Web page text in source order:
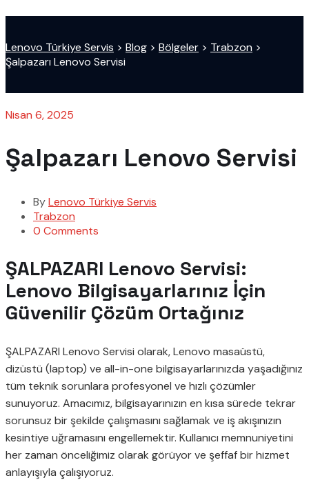
Lenovo Türkiye Servis > Blog > Bölgeler > Trabzon >
Şalpazarı Lenovo Servisi
Nisan 6, 2025
Şalpazarı Lenovo Servisi
ByLenovo Türkiye Servis
Trabzon
0 Comments
ŞALPAZARI Lenovo Servisi:
Lenovo Bilgisayarlarınız İçin
Güvenilir Çözüm Ortağınız
ŞALPAZARI Lenovo Servisi olarak, Lenovo masaüstü,
dizüstü (laptop) ve all-in-one bilgisayarlarınızda yaşadığınız
tüm teknik sorunlara profesyonel ve hızlı çözümler
sunuyoruz. Amacımız, bilgisayarınızın en kısa sürede tekrar
sorunsuz bir şekilde çalışmasını sağlamak ve iş akışınızın
kesintiye uğramasını engellemektir. Kullanıcı memnuniyetini
her zaman önceliğimiz olarak görüyor ve şeffaf bir hizmet
anlayışıyla çalışıyoruz.